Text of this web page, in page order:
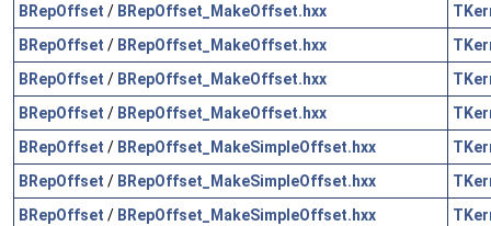
BRepOffset / BRepOffset_MakeOffset.hxx
BRepOffset / BRepOffset_MakeOffset.hxx
BRepOffset / BRepOffset_MakeOffset.hxx
BRepOffset / BRepOffset_MakeOffset.hxx
BRepOffset / BRepOffset_MakeSimpleOffset.hxx
BRepOffset / BRepOffset_MakeSimpleOffset.hxx
BRepOffset / BRepOffset_MakeSimpleOffset.hxx